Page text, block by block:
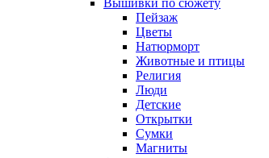
Пейзаж
Цветы
Натюрморт
Животные и птицы
Религия
Люди
Детские
Открытки
Сумки
Магниты